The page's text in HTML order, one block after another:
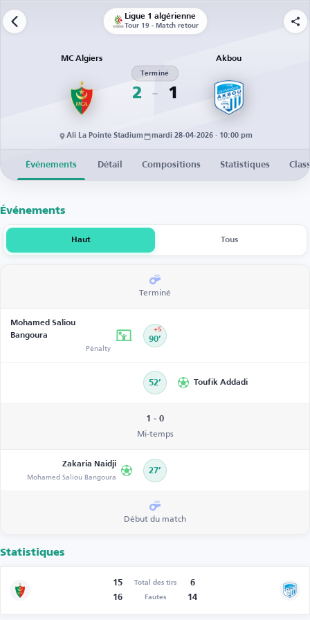
Ligue 1 algérienne
Tour 19 - Match retour
MC Algiers
2
Terminé
1
Akbou
Ali La Pointe Stadium mardi 28-04-2026 · 10:00 pm
Événements Détail Compositions Statistiques
Événements
Haut Tous
Terminé
Mohamed Saliou
Bangoura
Pénalty
90’
+5
52’ Toufik Addadi
1 - 0
Mi-temps
Zakaria Naidji
Mohamed Saliou Bangoura 27’
Début du match
Statistiques
15 Total des tirs
6
16
Fautes 14